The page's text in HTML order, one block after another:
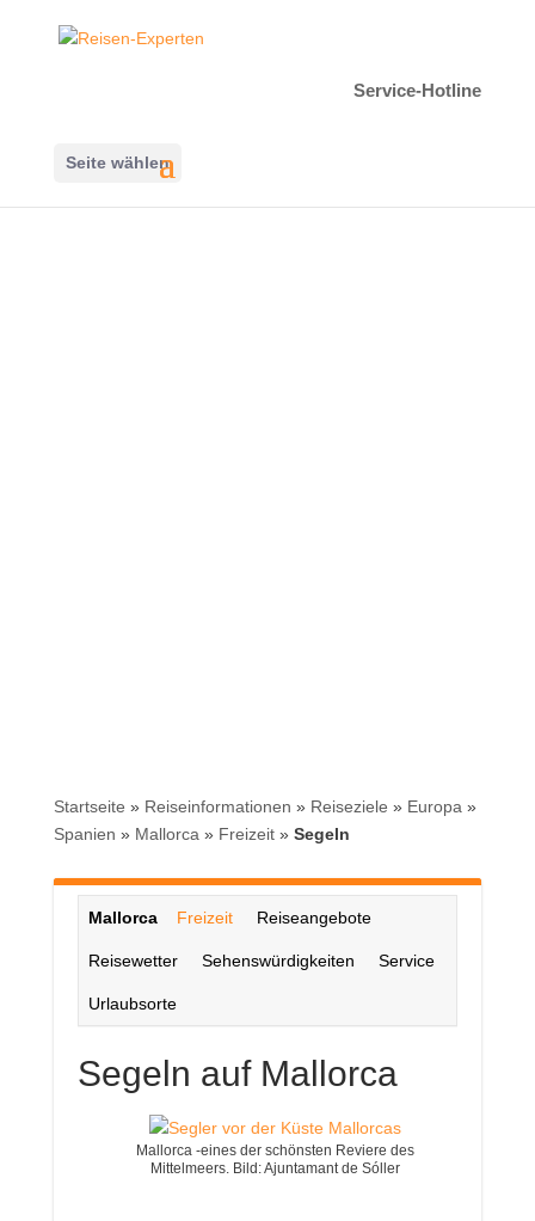
Service-Hotline
Seite wählen
Startseite » Reiseinformationen » Reiseziele » Europa »
Spanien » Mallorca » Freizeit» Segeln
Mallorca Freizeit Reiseangebote
Reisewetter Sehenswürdigkeiten Service
Urlaubsorte
Segeln auf Mallorca
Mallorca -eines der schönsten Reviere des
Mittelmeers. Bild: Ajuntamant de Sóller